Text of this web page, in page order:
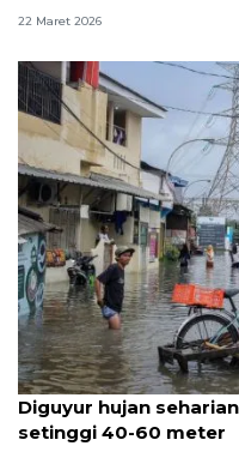
22 Maret 2026
Diguyur hujan
setinggi 40-60 meter